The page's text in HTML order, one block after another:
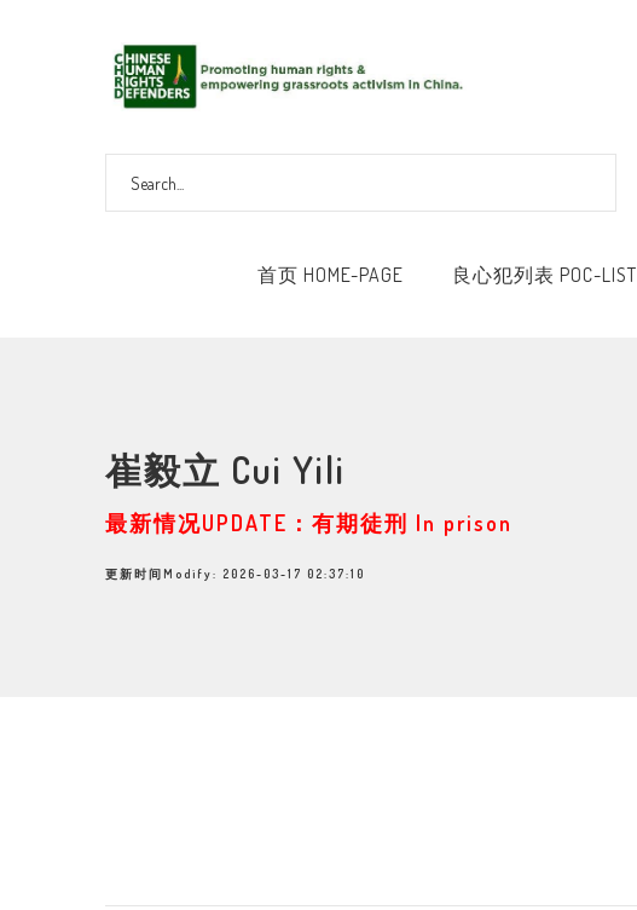
首页 HOME-PAGE 良心犯列表 POC-LIST
崔毅立 Cui Yili
最新情况UPDATE：有期徒刑 In prison
更新时间Modify: 2026-03-17 02:37:10